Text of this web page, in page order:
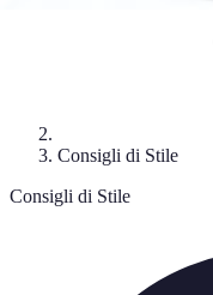
Consigli di Stile
Consigli di Stile